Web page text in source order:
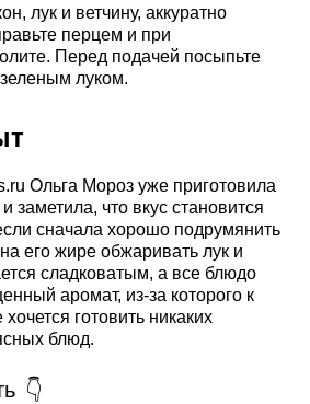
лук и ветчину, аккуратно
перцем и при
Перед подачей посыпьте
луком.
Ольга Мороз уже приготовила
заметила, что вкус становится
сначала хорошо подрумянить
его жире обжаривать лук и
сладковатым, а все блюдо
аромат, из-за которого к
готовить никаких
блюд.